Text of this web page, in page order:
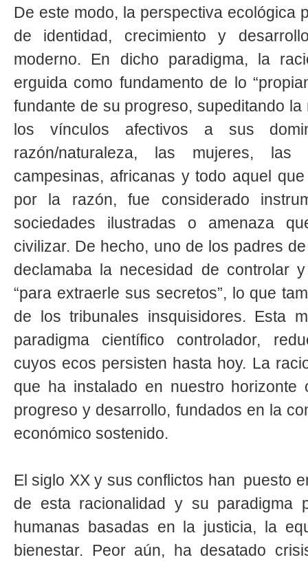
De este modo, la perspectiva ecológica
de identidad, crecimiento y
moderno. En dicho paradigma, la
erguida como fundamento de lo
fundante de su progreso, supeditando
los vínculos afectivos a sus
razón/naturaleza, las mujeres, las
campesinas, africanas y todo aquel
por la razón, fue considerado
sociedades ilustradas o amenaza
civilizar. De hecho, uno de los padres
declamaba la necesidad de controlar
“para extraerle sus secretos”, lo que
de los tribunales insquisidores. Esta
paradigma científico controlador,
cuyos ecos persisten hasta hoy. La
que ha instalado en nuestro horizonte
progreso y desarrollo, fundados en la
económico sostenido.
El siglo XX y sus conflictos han puesto
de esta racionalidad y su paradigma
humanas basadas en la justicia, la
bienestar. Peor aún, ha desatado